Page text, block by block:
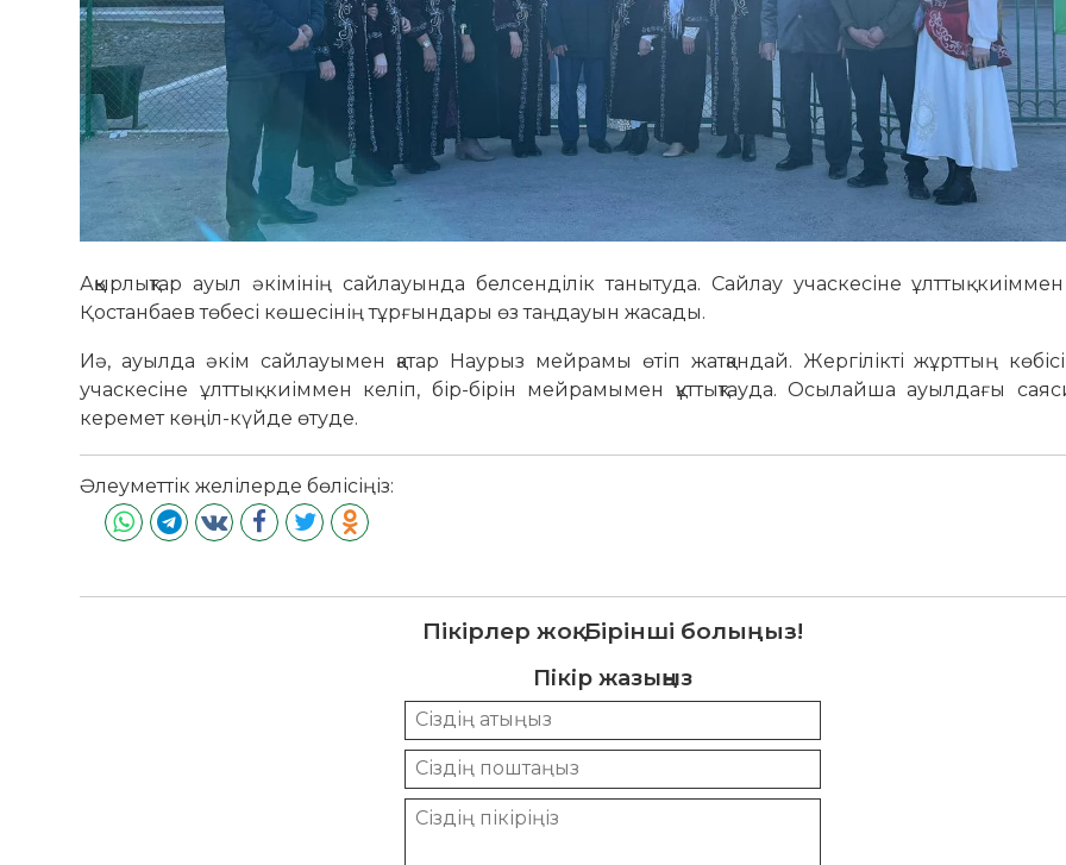
Аққырлықтар ауыл әкімінің сайлауында белсенділік танытуда. Сайлау учаскесіне ұлттық
Қостанбаев төбесі көшесінің тұрғындары өз таңдауын жасады.
Иә, ауылда әкім сайлауымен қатар Наурыз мейрамы өтіп жатқандай. Жергілікті жұрттың
учаскесіне ұлттық киіммен келіп, бір-бірін мейрамымен құттықтауда. Осылайша ауылдағы
керемет көңіл-күйде өтуде.
Әлеуметтік желілерде бөлісіңіз:
Пікірлер жоқ. Бірінші болыңыз!
Пікір жазыңыз